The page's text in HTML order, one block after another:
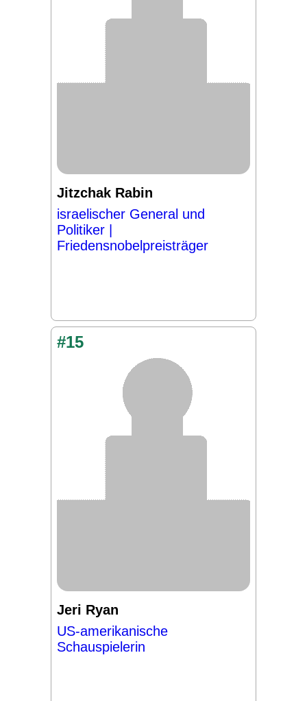
Jitzchak Rabin
israelischer General und
Politiker |
Friedensnobelpreisträger
#15
Jeri Ryan
US-amerikanische
Schauspielerin